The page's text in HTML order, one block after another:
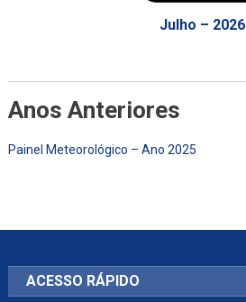
Julho – 2026
Anos Anteriores
Painel Meteorológico – Ano 2025
ACESSO RÁPIDO